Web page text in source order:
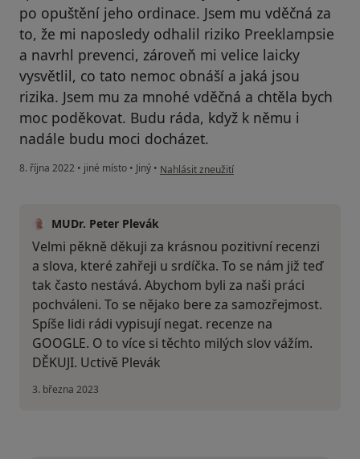
po opuštění jeho ordinace. Jsem mu vděčná za
to, že mi naposledy odhalil riziko Preeklampsie
a navrhl prevenci, zároveň mi velice laicky
vysvětlil, co tato nemoc obnáší a jaká jsou
rizika. Jsem mu za mnohé vděčná a chtěla bych
moc poděkovat. Budu ráda, když k němu i
nadále budu moci docházet.
8. října 2022 • jiné místo • Jiný • podle názoru uživatele Jana Dohnalová
Nahlásit zneužití
MUDr. Peter Plevák
Velmi pěkně děkuji za krásnou pozitivní recenzi
a slova, které zahřeji u srdíčka. To se nám již teď
tak často nestává. Abychom byli za naši práci
pochváleni. To se nějako bere za samozřejmost.
Spíše lidi rádi vypisují negat. recenze na
GOOGLE. O to více si těchto milých slov vážím.
DĚKUJI. Uctivě Plevák
3. března 2023